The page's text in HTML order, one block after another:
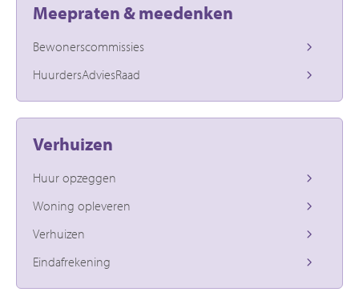
Meepraten & meedenken
Bewonerscommissies
HuurdersAdviesRaad
Verhuizen
Huur opzeggen
Woning opleveren
Verhuizen
Eindafrekening